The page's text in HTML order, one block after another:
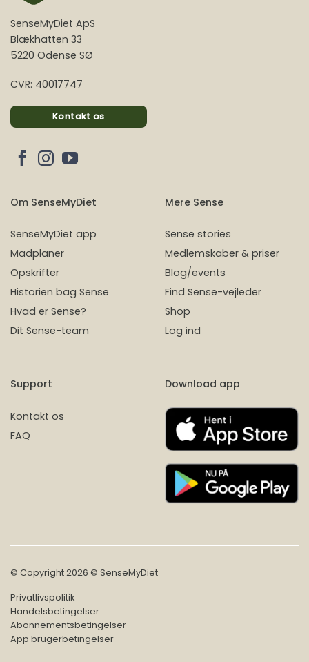
SenseMyDiet ApS
Blækhatten 33
5220 Odense SØ
CVR: 40017747
Kontakt os
Om SenseMyDiet
SenseMyDiet app
Madplaner
Opskrifter
Historien bag Sense
Hvad er Sense?
Dit Sense-team
Mere Sense
Sense stories
Medlemskaber & priser
Blog/events
Find Sense-vejleder
Shop
Log ind
Support
Kontakt os
FAQ
Download app
© Copyright 2026 © SenseMyDiet
Privatlivspolitik
Handelsbetingelser
Abonnementsbetingelser
App brugerbetingelser